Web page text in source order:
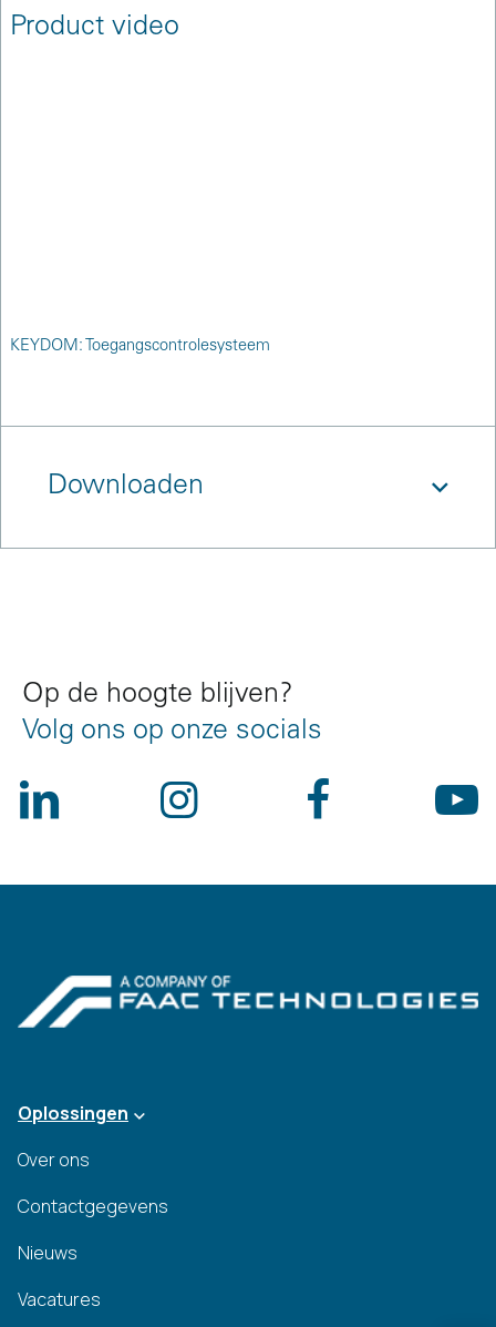
Product video
KEYDOM: Toegangscontrolesysteem
Downloaden
Op de hoogte blijven?
Volg ons op onze socials
Oplossingen
Over ons
Contactgegevens
Nieuws
Vacatures